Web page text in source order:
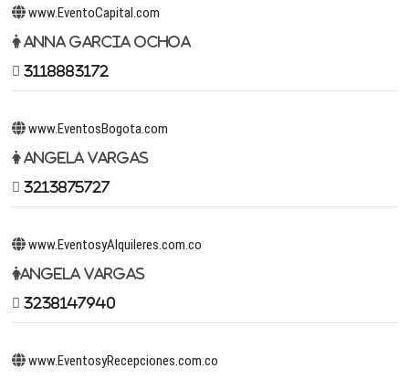
www.EventoCapital.com
Anna Garcia Ochoa
3118883172
www.EventosBogota.com
Angela Vargas
3213875727
www.EventosyAlquileres.com.co
Angela Vargas
3238147940
www.EventosyRecepciones.com.co